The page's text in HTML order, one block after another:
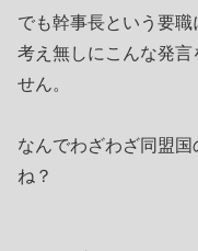
でも幹事長という要
考え無しにこんな発言
せん。
なんでわざわざ同盟
ね？